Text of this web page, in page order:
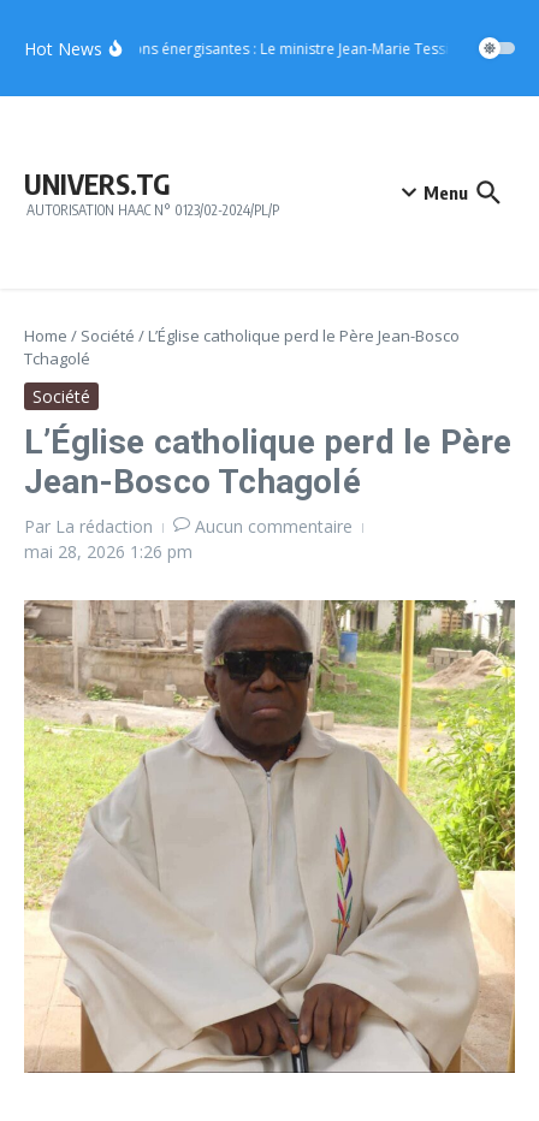
Hot NewsBoissons énergisantes : Le ministre Jean-Marie Tessi adresse un
UNIVERS.TG
AUTORISATION HAAC N° 0123/02-2024/PL/P
Menu
Home / Société / L’Église catholique perd le Père Jean-Bosco
Tchagolé
Société
L’Église catholique perd le Père
Jean-Bosco Tchagolé
Par La rédaction
Aucun commentaire
mai 28, 2026 1:26 pm